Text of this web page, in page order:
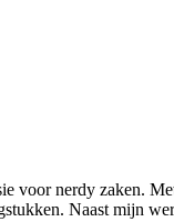
voor nerdy zaken.
Naast mijn